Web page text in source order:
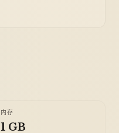
内存
1 GB